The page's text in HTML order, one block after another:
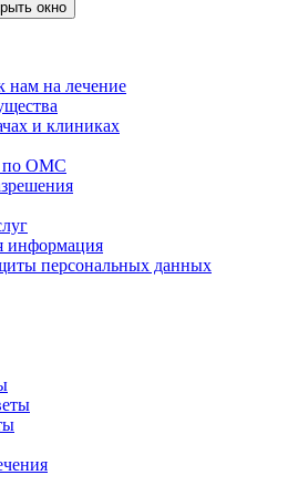
окно
нам на лечение
и клиниках
по ОМС
информация
персональных данных